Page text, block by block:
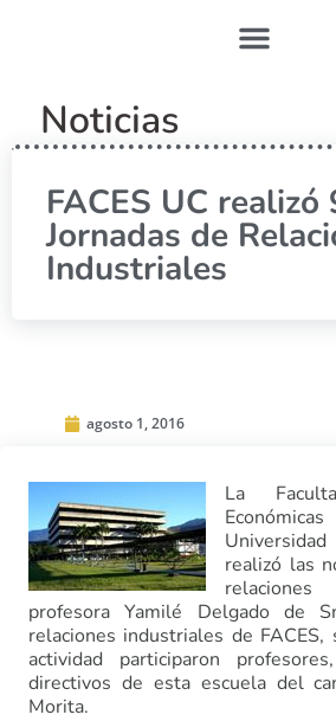
Noticias
FACES UC realizó
Jornadas de
Industriales
agosto 1, 2016
La
realizó las
profesora Yamilé Delgado de
relaciones industriales de
actividad participaron
directivos de esta escuela del
Morita.